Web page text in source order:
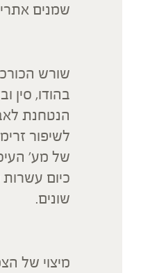
שמנים
בהודו, סין
הנטחנת
לשיפור
של מע'
כיום
שונים.
מיצוי של